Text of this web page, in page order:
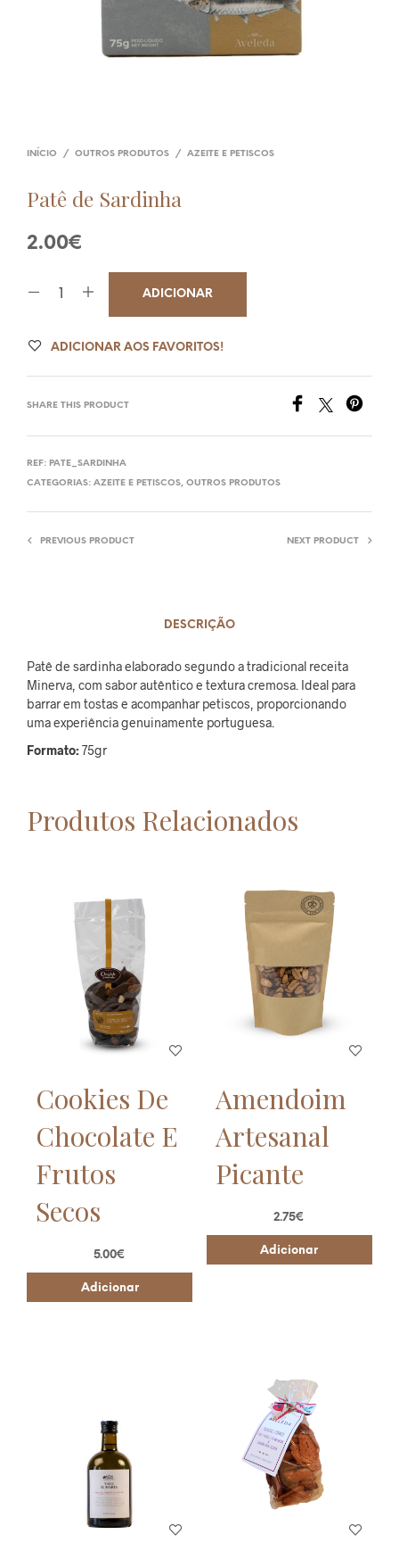
INÍCIO / OUTROS PRODUTOS / AZEITE E PETISCOS
Patê de Sardinha
2.00€
ADICIONAR
ADICIONAR AOS FAVORITOS!
SHARE THIS PRODUCT
REF: PATE_SARDINHA
CATEGORIAS: AZEITE E PETISCOS, OUTROS PRODUTOS
PREVIOUS PRODUCT NEXT PRODUCT
DESCRIÇÃO
Patê de sardinha elaborado segundo a tradicional receita
Minerva, com sabor autêntico e textura cremosa. Ideal para
barrar em tostas e acompanhar petiscos, proporcionando
uma experiência genuinamente portuguesa.
Formato:75gr
Produtos Relacionados
Cookies De
Chocolate E
Frutos
Secos
5.00€
Adicionar
Amendoim
Artesanal
Picante
2.75€
Adicionar